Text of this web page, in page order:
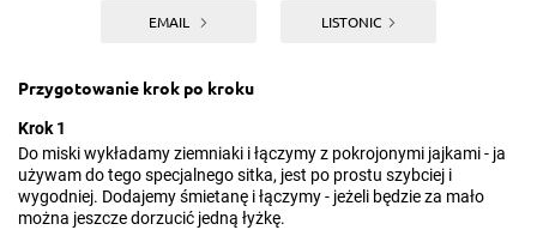
EMAIL LISTONIC
Przygotowanie krok po kroku
Krok 1
Do miski wykładamy ziemniaki i łączymy z pokrojonymi jajkami - ja
używam do tego specjalnego sitka, jest po prostu szybciej i
wygodniej. Dodajemy śmietanę i łączymy - jeżeli będzie za mało
można jeszcze dorzucić jedną łyżkę.